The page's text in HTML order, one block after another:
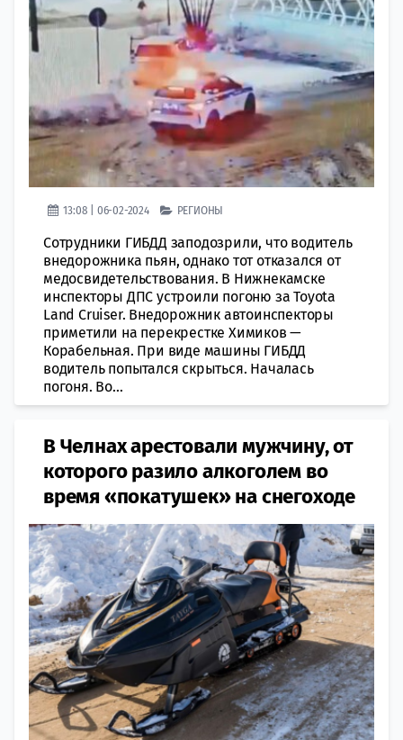
13:08 | 06-02-2024 РЕГИОНЫ
Сотрудники ГИБДД заподозрили, что водитель
внедорожника пьян, однако тот отказался от
медосвидетельствования. В Нижнекамске
инспекторы ДПС устроили погоню за Toyota
Land Cruiser. Внедорожник автоинспекторы
приметили на перекрестке Химиков —
Корабельная. При виде машины ГИБДД
водитель попытался скрыться. Началась
погоня. Во...
В Челнах арестовали мужчину, от
которого разило алкоголем во
время «покатушек» на снегоходе